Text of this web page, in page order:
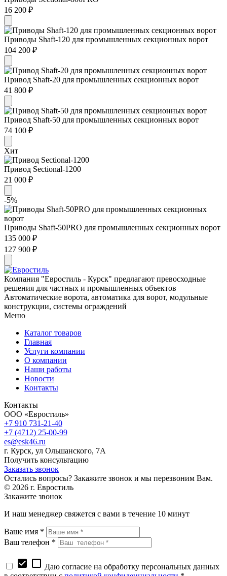
16 200 ₽
Приводы Shaft-120 для промышленных секционных ворот
104 200 ₽
Привод Shaft-20 для промышленных секционных ворот
41 800 ₽
Привод Shaft-50 для промышленных секционных ворот
74 100 ₽
Хит
Привод Sectional-1200
21 000 ₽
-5%
Приводы Shaft-50PRO для промышленных секционных ворот
135 000 ₽
127 900 ₽
Компания "Евростиль - Курск" предлагают превосходные
решения для частных и промышленных объектов
Автоматические ворота, автоматика для ворот, модульные
конструкции, системы ограждений
Меню
Каталог товаров
Главная
Услуги компании
О компании
Наши работы
Новости
Контакты
Контакты
ООО «Евростиль»
+7 910 731-21-40
+7 (4712) 25-00-99
es@esk46.ru
г. Курск, ул Ольшанского, 7А
Получить консультацию
Заказать звонок
Остались вопросы? Закажите звонок и мы перезвоним Вам.
© 2026 г. Евростиль
Закажите звонок
И наш менеджер свяжется с вами в течение 10 минут
Ваше имя *
Ваш телефон *
check_box check_box_outline_blank Даю согласие на обработку персональных данных